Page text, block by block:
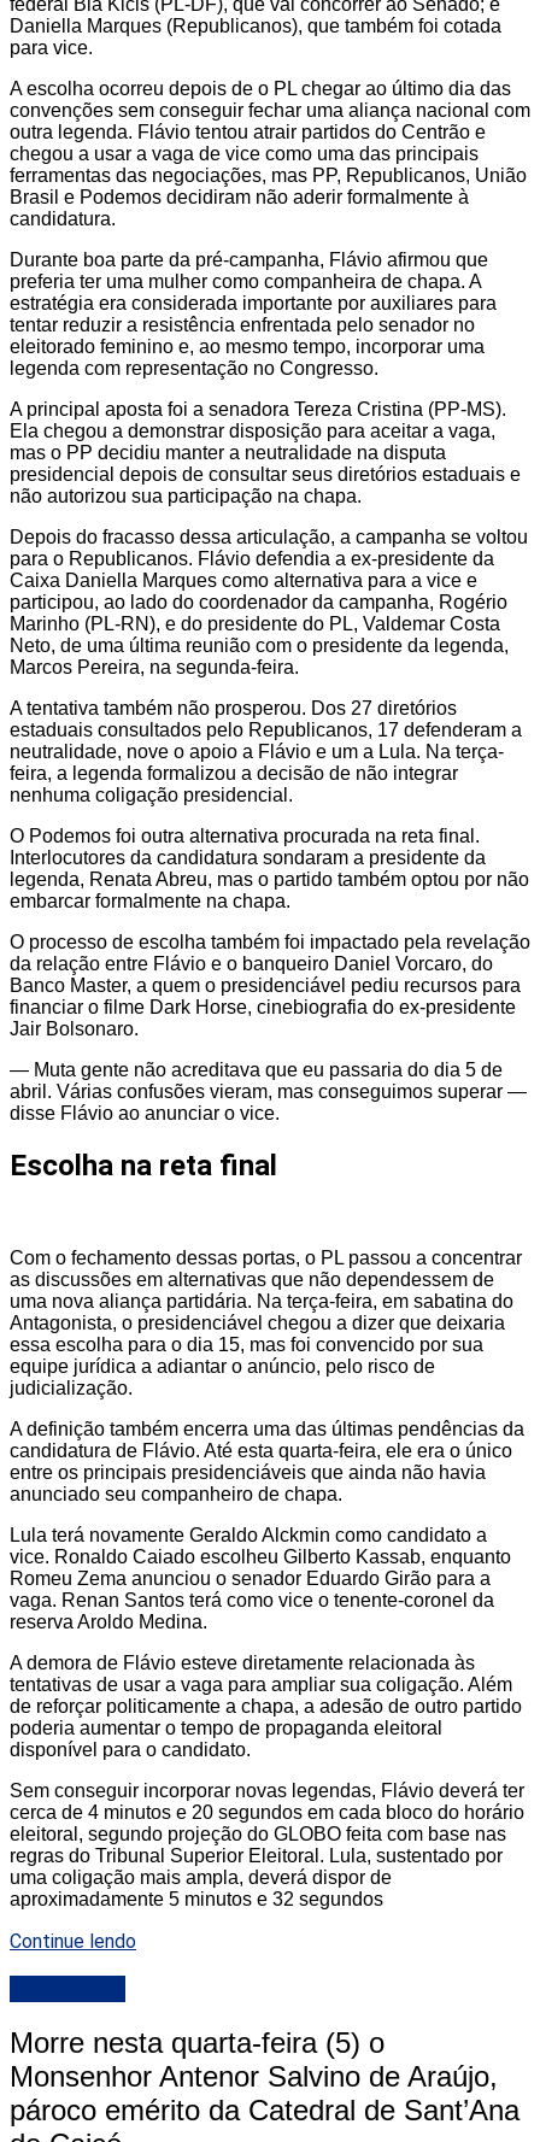
federal Bia Kicis (PL-DF), que vai concorrer ao Senado; e
Daniella Marques (Republicanos), que também foi cotada
para vice.
A escolha ocorreu depois de o PL chegar ao último dia das
convenções sem conseguir fechar uma aliança nacional com
outra legenda. Flávio tentou atrair partidos do Centrão e
chegou a usar a vaga de vice como uma das principais
ferramentas das negociações, mas PP, Republicanos, União
Brasil e Podemos decidiram não aderir formalmente à
candidatura.
Durante boa parte da pré-campanha, Flávio afirmou que
preferia ter uma mulher como companheira de chapa. A
estratégia era considerada importante por auxiliares para
tentar reduzir a resistência enfrentada pelo senador no
eleitorado feminino e, ao mesmo tempo, incorporar uma
legenda com representação no Congresso.
A principal aposta foi a senadora Tereza Cristina (PP-MS).
Ela chegou a demonstrar disposição para aceitar a vaga,
mas o PP decidiu manter a neutralidade na disputa
presidencial depois de consultar seus diretórios estaduais e
não autorizou sua participação na chapa.
Depois do fracasso dessa articulação, a campanha se voltou
para o Republicanos. Flávio defendia a ex-presidente da
Caixa Daniella Marques como alternativa para a vice e
participou, ao lado do coordenador da campanha, Rogério
Marinho (PL-RN), e do presidente do PL, Valdemar Costa
Neto, de uma última reunião com o presidente da legenda,
Marcos Pereira, na segunda-feira.
A tentativa também não prosperou. Dos 27 diretórios
estaduais consultados pelo Republicanos, 17 defenderam a
neutralidade, nove o apoio a Flávio e um a Lula. Na terça-
feira, a legenda formalizou a decisão de não integrar
nenhuma coligação presidencial.
O Podemos foi outra alternativa procurada na reta final.
Interlocutores da candidatura sondaram a presidente da
legenda, Renata Abreu, mas o partido também optou por não
embarcar formalmente na chapa.
O processo de escolha também foi impactado pela revelação
da relação entre Flávio e o banqueiro Daniel Vorcaro, do
Banco Master, a quem o presidenciável pediu recursos para
financiar o filme Dark Horse, cinebiografia do ex-presidente
Jair Bolsonaro.
— Muta gente não acreditava que eu passaria do dia 5 de
abril. Várias confusões vieram, mas conseguimos superar —
disse Flávio ao anunciar o vice.
Escolha na reta final
Com o fechamento dessas portas, o PL passou a concentrar
as discussões em alternativas que não dependessem de
uma nova aliança partidária. Na terça-feira, em sabatina do
Antagonista, o presidenciável chegou a dizer que deixaria
essa escolha para o dia 15, mas foi convencido por sua
equipe jurídica a adiantar o anúncio, pelo risco de
judicialização.
A definição também encerra uma das últimas pendências da
candidatura de Flávio. Até esta quarta-feira, ele era o único
entre os principais presidenciáveis que ainda não havia
anunciado seu companheiro de chapa.
Lula terá novamente Geraldo Alckmin como candidato a
vice. Ronaldo Caiado escolheu Gilberto Kassab, enquanto
Romeu Zema anunciou o senador Eduardo Girão para a
vaga. Renan Santos terá como vice o tenente-coronel da
reserva Aroldo Medina.
A demora de Flávio esteve diretamente relacionada às
tentativas de usar a vaga para ampliar sua coligação. Além
de reforçar politicamente a chapa, a adesão de outro partido
poderia aumentar o tempo de propaganda eleitoral
disponível para o candidato.
Sem conseguir incorporar novas legendas, Flávio deverá ter
cerca de 4 minutos e 20 segundos em cada bloco do horário
eleitoral, segundo projeção do GLOBO feita com base nas
regras do Tribunal Superior Eleitoral. Lula, sustentado por
uma coligação mais ampla, deverá dispor de
aproximadamente 5 minutos e 32 segundos
Continue lendo
Morre nesta quarta-feira (5) o
Monsenhor Antenor Salvino de Araújo,
pároco emérito da Catedral de Sant’Ana